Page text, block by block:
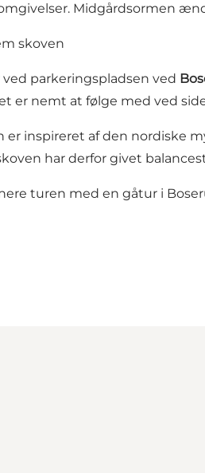
Midgårdsormen
skoven
parkeringspladsen ved
er nemt at følge med ved
er inspireret af den nordiske
har derfor givet
turen med en gåtur i